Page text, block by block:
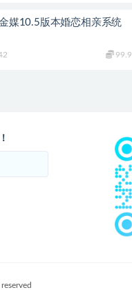
媒10.5版本婚恋相亲系统
99.9